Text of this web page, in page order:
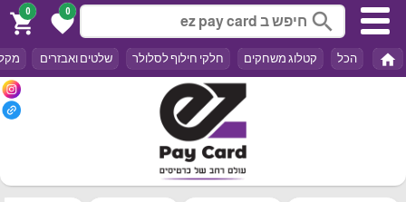
search
0
favorite
0
shopping_cart
home הכל קטלוג משחקים חלקי חילוף לסלולר שלטים ואבזרים